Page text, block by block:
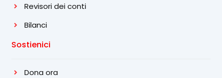
Revisori dei conti
Bilanci
Sostienici
Dona ora